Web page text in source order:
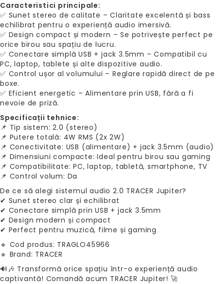
Caracteristici principale:
✅ Sunet stereo de calitate – Claritate excelentă și bass
echilibrat pentru o experiență audio imersivă.
✅ Design compact și modern – Se potrivește perfect pe
orice birou sau spațiu de lucru.
✅ Conectare simplă USB + jack 3.5mm – Compatibil cu
PC, laptop, tablete și alte dispozitive audio.
✅ Control ușor al volumului – Reglare rapidă direct de pe
boxe.
✅ Eficient energetic – Alimentare prin USB, fără a fi
nevoie de priză.
Specificații tehnice:
📌 Tip sistem: 2.0 (stereo)
📌 Putere totală: 4W RMS (2x 2W)
📌 Conectivitate: USB (alimentare) + jack 3.5mm (audio)
📌 Dimensiuni compacte: Ideal pentru birou sau gaming
📌 Compatibilitate: PC, laptop, tabletă, smartphone, TV
📌 Control volum: Da
De ce să alegi sistemul audio 2.0 TRACER Jupiter?
✔ Sunet stereo clar și echilibrat
✔ Conectare simplă prin USB + jack 3.5mm
✔ Design modern și compact
✔ Perfect pentru muzică, filme și gaming
🔹 Cod produs: TRAGLO45966
🔹 Brand: TRACER
🔊🎶 Transformă orice spațiu într-o experiență audio
captivantă! Comandă acum TRACER Jupiter! 🚀